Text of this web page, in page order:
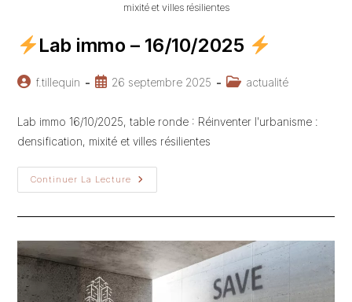
mixité et villes résilientes
Lab immo – 16/10/2025
Auteur/autrice
la
f.tillequin
Publication
26 septembre 2025
Post actualité
Lab immo 16/10/2025, table ronde : Réinventer l'urbanisme :
densification, mixité et villes résilientes
Continuer La Lecture
Lab
–